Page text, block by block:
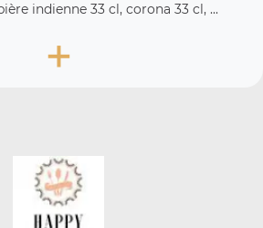
indienne 33 cl, corona 33 cl, ...
+